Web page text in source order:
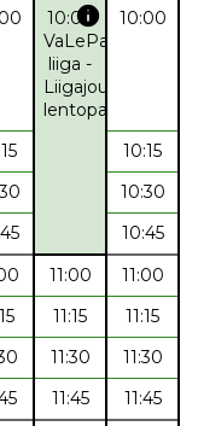
10:00info
VaLePa
liiga -
Liigajoukkue
lentopallo
10:00
10:15
10:30
10:45
11:00
11:00
11:15
11:15
11:30
11:30
11:45
11:45